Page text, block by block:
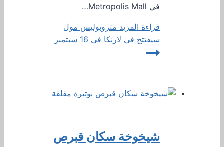
في Metropolis Mall…
قراءة المزيد متروبوليس مول
سيفتتح في لارنكا في 16 سبتمبر
شيخوخة سكان قبرص